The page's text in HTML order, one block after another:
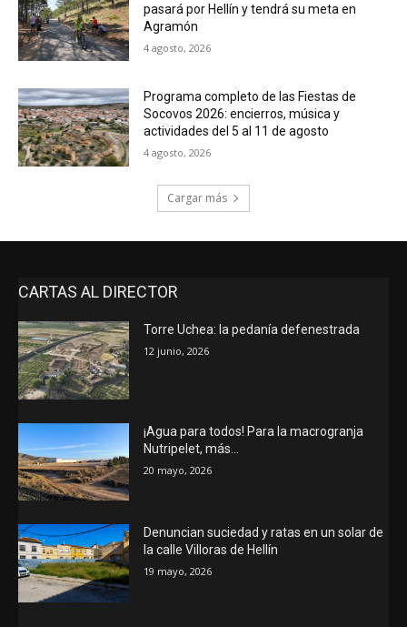
pasará por Hellín y tendrá su meta en
Agramón
4 agosto, 2026
Programa completo de las Fiestas de
Socovos 2026: encierros, música y
actividades del 5 al 11 de agosto
4 agosto, 2026
Cargar más
CARTAS AL DIRECTOR
Torre Uchea: la pedanía defenestrada
12 junio, 2026
¡Agua para todos! Para la macrogranja
Nutripelet, más…
20 mayo, 2026
Denuncian suciedad y ratas en un solar de
la calle Villoras de Hellín
19 mayo, 2026